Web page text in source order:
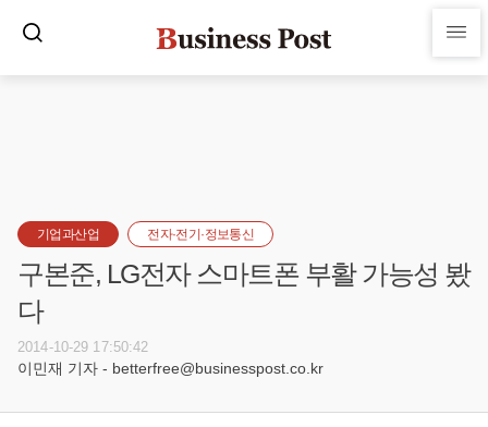
기업과산업 전자·전기·정보통신
구본준, LG전자 스마트폰 부활 가능성 봤
다
2014-10-29 17:50:42
이민재 기자 - betterfree@businesspost.co.kr